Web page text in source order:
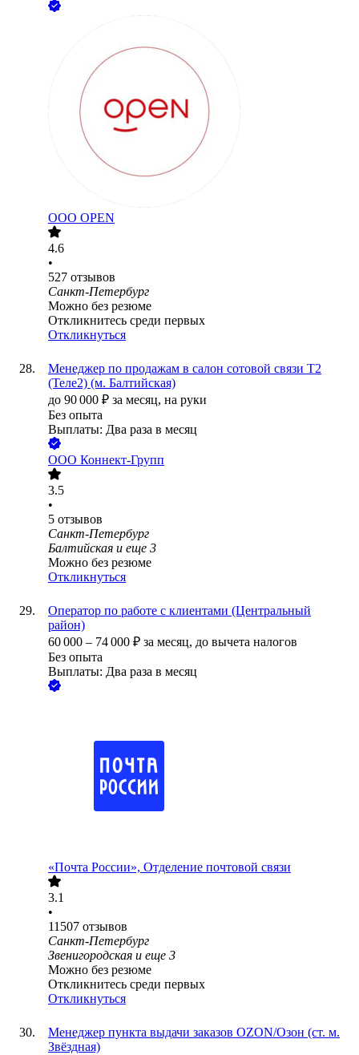
ООО OPEN
4.6
•
527 отзывов
Санкт-Петербург
Можно без резюме
Откликнитесь среди первых
Откликнуться
Менеджер по продажам в салон сотовой связи Т2
(Теле2) (м. Балтийская)
до 90 000 ₽ за месяц, на руки
Без опыта
Выплаты: Два раза в месяц
ООО Коннект-Групп
3.5
•
5 отзывов
Санкт-Петербург
Балтийская и еще 3
Можно без резюме
Откликнуться
Оператор по работе с клиентами (Центральный
район)
60 000 – 74 000 ₽ за месяц, до вычета налогов
Без опыта
Выплаты: Два раза в месяц
«Почта России», Отделение почтовой связи
3.1
•
11507 отзывов
Санкт-Петербург
Звенигородская и еще 3
Можно без резюме
Откликнитесь среди первых
Откликнуться
Менеджер пункта выдачи заказов OZON/Озон (ст. м.
Звёздная)